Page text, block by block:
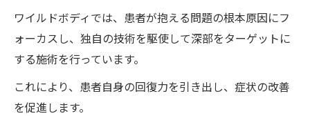
自然治癒力向上のための整体院ワイルドボ
ディの手法
患者が実感する自然治癒力の効果
子宮頸がんワクチン後遺症に整体院ワイルドボ
ワイルドボディでは、患者が抱える問題の根本原因にフ
ォーカスし、独自の技術を駆使して深部をターゲットに
する施術を行っています。
これにより、患者自身の回復力を引き出し、症状の改善
を促進します。